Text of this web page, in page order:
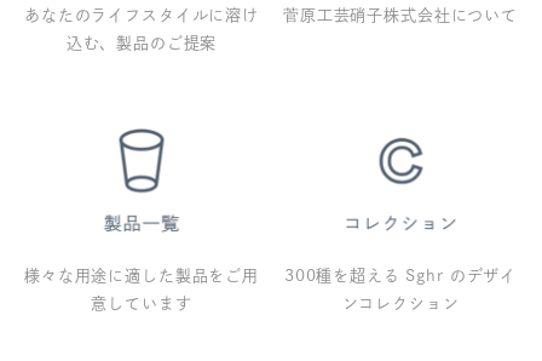
あなたのライフスタイルに溶け
込む、製品のご提案
菅原工芸硝子株式会社について
様々な用途に適した製品をご用
意しています
300種を超える Sghr のデザイ
ンコレクション